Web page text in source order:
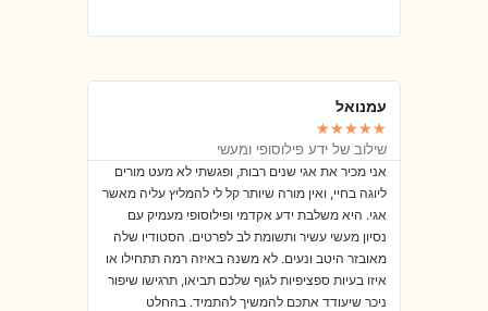
עמנואל
★
★
★
★
★
שילוב של ידע פילוסופי ומעשי
אני מכיר את אגי שנים רבות, ופגשתי לא מעט מורים
ליוגה בחיי, ואין מורה שיותר קל לי להמליץ עליה מאשר
אגי. היא משלבת ידע אקדמי ופילוסופי מעמיק עם
נסיון מעשי עשיר ותשומת לב לפרטים. הסטודיו שלה
מאובזר היטב ונעים. לא משנה באיזה רמה תתחילו או
איזו בעיות ספציפיות לגוף שלכם תביאו, תרגישו שיפור
ניכר שיעודד אתכם להמשיך להתמיד. בהחלט